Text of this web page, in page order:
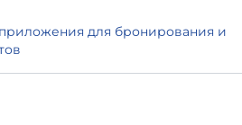
для бронирования и